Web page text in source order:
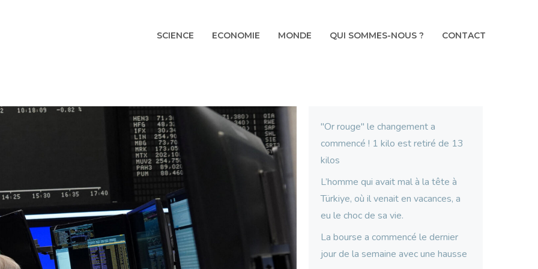
SCIENCE ECONOMIE MONDE QUI SOMMES-NOUS ? CONTACT
"Or rouge" le changement a
commencé ! 1 kilo est retiré de 13
kilos
L’homme qui avait mal à la tête à
Türkiye, où il venait en vacances, a
eu le choc de sa vie.
La bourse a commencé le dernier
jour de la semaine avec une hausse